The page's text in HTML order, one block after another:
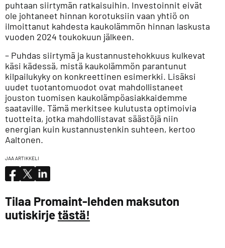
puhtaan siirtymän ratkaisuihin. Investoinnit eivät
ole johtaneet hinnan korotuksiin vaan yhtiö on
ilmoittanut kahdesta kaukolämmön hinnan laskusta
vuoden 2024 toukokuun jälkeen.
– Puhdas siirtymä ja kustannustehokkuus kulkevat
käsi kädessä, mistä kaukolämmön parantunut
kilpailukyky on konkreettinen esimerkki. Lisäksi
uudet tuotantomuodot ovat mahdollistaneet
jouston tuomisen kaukolämpöasiakkaidemme
saataville. Tämä merkitsee kulutusta optimoivia
tuotteita, jotka mahdollistavat säästöjä niin
energian kuin kustannustenkin suhteen, kertoo
Aaltonen.
JAA ARTIKKELI
Tilaa Promaint-lehden maksuton
uutiskirjetästä!